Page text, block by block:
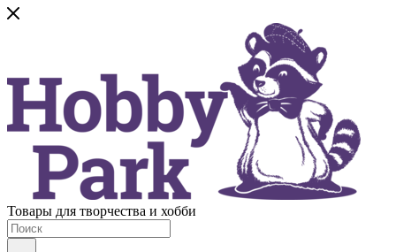
Товары для творчества и хобби